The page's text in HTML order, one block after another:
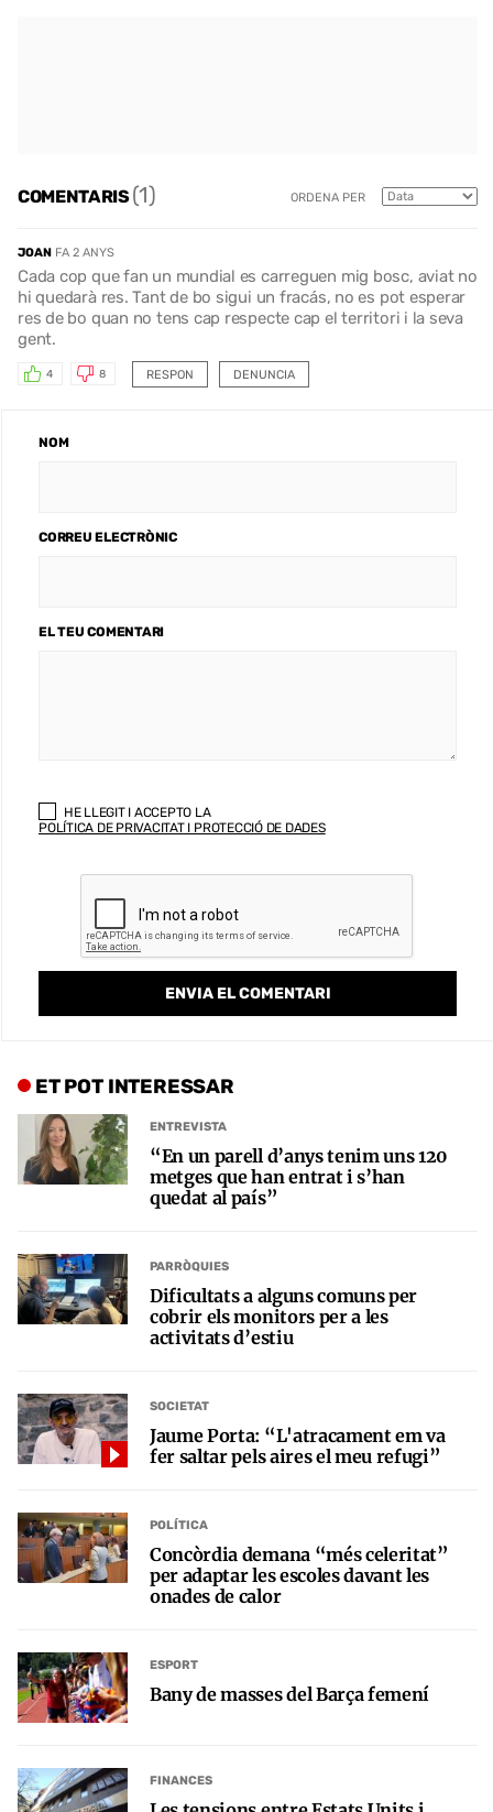
COMENTARIS(1) ORDENA PER
JOAN FA 2 ANYS
Cada cop que fan un mundial es carreguen mig bosc, aviat no
hi quedarà res. Tant de bo sigui un fracás, no es pot esperar
res de bo quan no tens cap respecte cap el territori i la seva
gent.
RESPON
4 8 DENUNCIA
NOM
CORREU ELECTRÒNIC
EL TEU COMENTARI
HE LLEGIT I ACCEPTO LA
POLÍTICA DE PRIVACITAT I PROTECCIÓ DE DADES
ET POT INTERESSAR
ENTREVISTA
“En un parell d’anys tenim uns 120
metges que han entrat i s’han
quedat al país”
PARRÒQUIES
Dificultats a alguns comuns per
cobrir els monitors per a les
activitats d’estiu
SOCIETAT
Jaume Porta: “L'atracament em va
fer saltar pels aires el meu refugi”
POLÍTICA
Concòrdia demana “més celeritat”
per adaptar les escoles davant les
onades de calor
ESPORT
Bany de masses del Barça femení
FINANCES